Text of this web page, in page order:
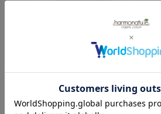
cotonea